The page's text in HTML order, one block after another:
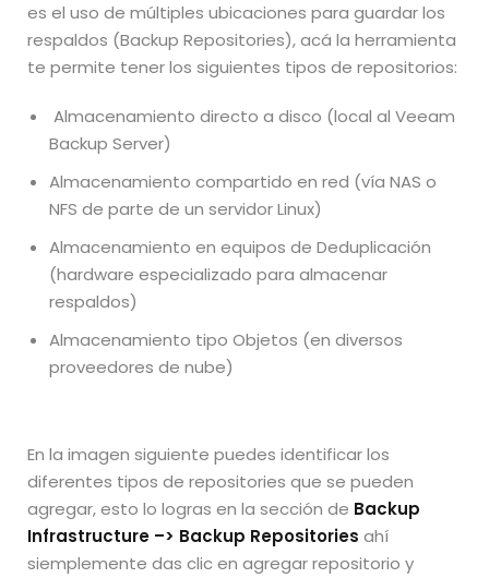
es el uso de múltiples ubicaciones para guardar los
respaldos (Backup Repositories), acá la herramienta
te permite tener los siguientes tipos de repositorios:
Almacenamiento directo a disco (local al Veeam
Backup Server)
Almacenamiento compartido en red (vía NAS o
NFS de parte de un servidor Linux)
Almacenamiento en equipos de Deduplicación
(hardware especializado para almacenar
respaldos)
Almacenamiento tipo Objetos (en diversos
proveedores de nube)
En la imagen siguiente puedes identificar los
diferentes tipos de repositories que se pueden
agregar, esto lo logras en la sección de Backup
Infrastructure –> Backup Repositories ahí
siemplemente das clic en agregar repositorio y